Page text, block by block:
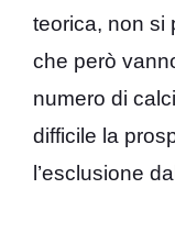
teorica, non si
che però
numero di
difficile la
l’esclusione